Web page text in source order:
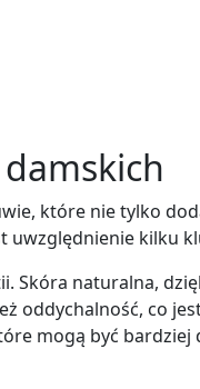
które nie tylko
uwzględnienie kilku
Skóra naturalna,
oddychalność, co
mogą być